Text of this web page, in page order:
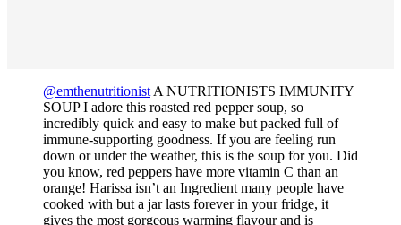
@emthenutritionist A NUTRITIONISTS IMMUNITY
SOUP I adore this roasted red pepper soup, so
incredibly quick and easy to make but packed full of
immune-supporting goodness. If you are feeling run
down or under the weather, this is the soup for you. Did
you know, red peppers have more vitamin C than an
orange! Harissa isn’t an Ingredient many people have
cooked with but a jar lasts forever in your fridge, it
gives the most gorgeous warming flavour and is